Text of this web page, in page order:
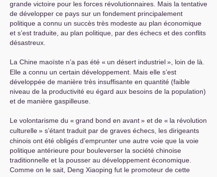
grande victoire pour les forces révolutionnaires. Mais la tentative
de développer ce pays sur un fondement principalement
politique a connu un succès très modeste au plan économique
et s’est traduite, au plan politique, par des échecs et des conflits
désastreux.
La Chine maoïste n’a pas été « un désert industriel», loin de là.
Elle a connu un certain développement. Mais elle s’est
développée de manière très insuffisante en quantité (faible
niveau de la productivité eu égard aux besoins de la population)
et de manière gaspilleuse.
Le volontarisme du « grand bond en avant» et de « la révolution
culturelle» s’étant traduit par de graves échecs, les dirigeants
chinois ont été obligés d’emprunter une autre voie que la voie
politique antérieure pour bouleverser la société chinoise
traditionnelle et la pousser au développement économique.
Comme on le sait, Deng Xiaoping fut le promoteur de cette